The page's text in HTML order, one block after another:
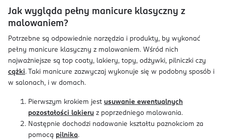
Jak wygląda pełny manicure klasyczny z
malowaniem?
Potrzebne są odpowiednie narzędzia i produkty, by wykonać
pełny manicure klasyczny z malowaniem. Wśród nich
najważniejsze są top coaty, lakiery, topy, odżywki, pilniczki czy
cążki. Taki manicure zazwyczaj wykonuje się w podobny sposób i
w salonach, i w domach.
Pierwszym krokiem jest usuwanie ewentualnych
pozostałości lakieru z poprzedniego malowania.
Następnie dochodzi nadawanie kształtu paznokciom za
pomocą pilnika.